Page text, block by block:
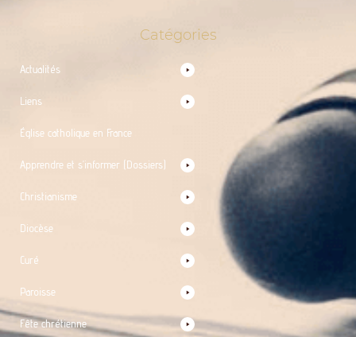
Catégories
Actualités
Liens
Église catholique en France
Apprendre et s’informer (Dossiers)
Christianisme
Diocèse
Curé
Paroisse
Fête chrétienne